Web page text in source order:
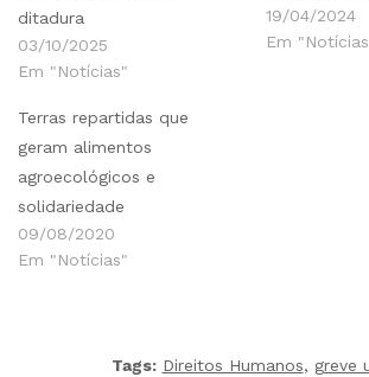
ditadura
03/10/2025
Em "Notícias"
19/04/2024
Em
Terras repartidas que
geram alimentos
agroecológicos e
solidariedade
09/08/2020
Em "Notícias"
Tags: Direitos Humanos, greve